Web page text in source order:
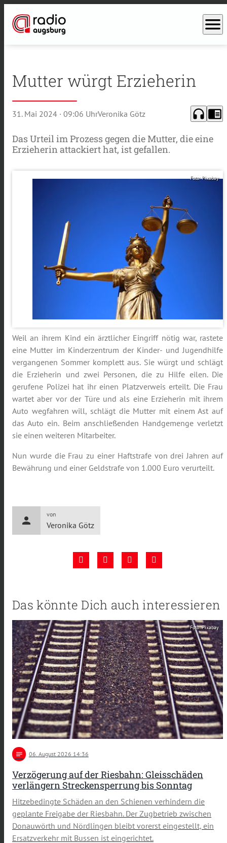
menu
Mutter würgt Erzieherin
31. Mai 2024 · 09:06 UhrVeronika Götz headphones chrome_reader_mode
Das Urteil im Prozess gegen die Mutter, die eine
Erzieherin attackiert hat, ist gefallen.
Foto: Pixabay
Weil an ihrem Kind ein ärztlicher Eingriff nötig war, rastete
eine Mutter im Kinderzentrum der Kinder- und Jugendhilfe
vergangenen Sommer komplett aus. Sie würgt und schlägt
die Erzieherin und zwei Personen, die zu Hilfe eilen. Die
gerufene Polizei hat ihr einen Platzverweis erteilt. Die Frau
wartet aber vor der Türe und als eine Erzieherin mit ihrem
Auto wegfahren will, schlägt die Mutter mit einem Ast auf
das Auto ein. Beim anschließenden Handgemenge verletzt
sie einen weiteren Mitarbeiter.
Nun wurde die Frau zu einer Haftstrafe von drei Jahren auf
Bewährung und einer Geldstrafe von 1.000 Euro verurteilt.
person
von
Veronika Götz
Das könnte Dich auch interessieren
Foto: Pixabay
notes 06. August 2026 14:36
Verzögerung auf der Riesbahn: Gleisschäden
verlängern Streckensperrung bis Sonntag
Hitzebedingte Schäden an den Schienen verhindern die
geplante Freigabe der Riesbahn. Der Zugbetrieb zwischen
Donauwörth und Nördlingen bleibt vorerst eingestellt, ein
Ersatzverkehr mit Bussen ist eingerichtet.